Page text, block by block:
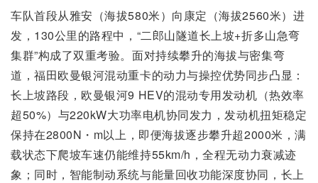
车队首段从雅安（海拔580米）向康定（海拔2560米）进
发，130公里的路程中，“二郎山隧道长上坡+折多山急弯
集群”构成了双重考验。面对持续攀升的海拔与密集弯
道，福田欧曼银河混动重卡的动力与操控优势同步凸显：
长上坡路段，欧曼银河9 HEV的混动专用发动机（热效率
超50%）与220kW大功率电机协同发力，发动机扭矩稳定
保持在2800N・m以上，即便海拔逐步攀升超2000米，满
载状态下爬坡车速仍能维持55km/h，全程无动力衰减迹
象；同时，智能制动系统与能量回收功能深度协同，长上